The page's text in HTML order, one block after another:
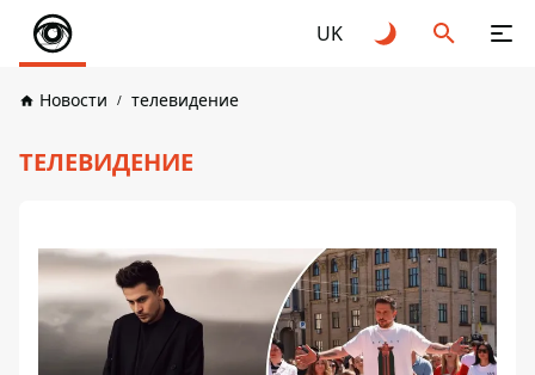
UK
Новости телевидение
ТЕЛЕВИДЕНИЕ